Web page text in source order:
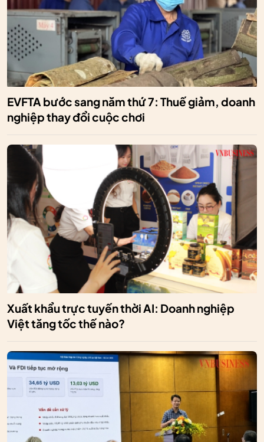
EVFTA bước sang năm thứ 7: Thuế giảm, doanh
nghiệp thay đổi cuộc chơi
Xuất khẩu trực tuyến thời AI: Doanh nghiệp
Việt tăng tốc thế nào?